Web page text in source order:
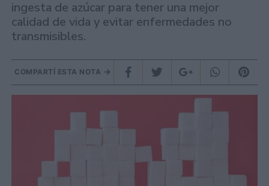
ingesta de azúcar para tener una mejor
calidad de vida y evitar enfermedades no
transmisibles.
COMPARTÍ ESTA NOTA